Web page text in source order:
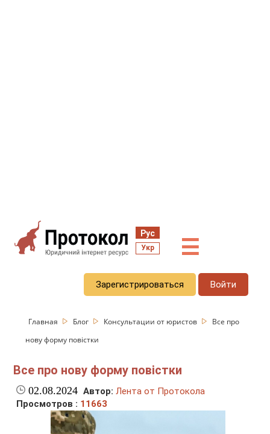
Рус
Укр ☰
Зарегистрироваться Войти
Главная Блог Консультации от юристов
Все про
нову форму повістки
Все про нову форму повістки
02.08.2024 Автор: Лента от Протокола
Просмотров : 11663